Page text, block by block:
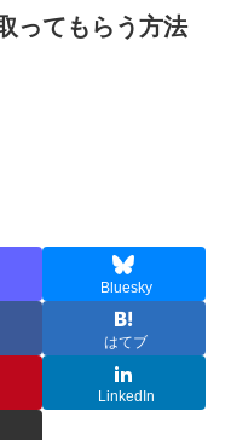
ってもらう方法
Bluesky
はてブ
LinkedIn